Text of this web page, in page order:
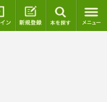
ログイン 新規登録